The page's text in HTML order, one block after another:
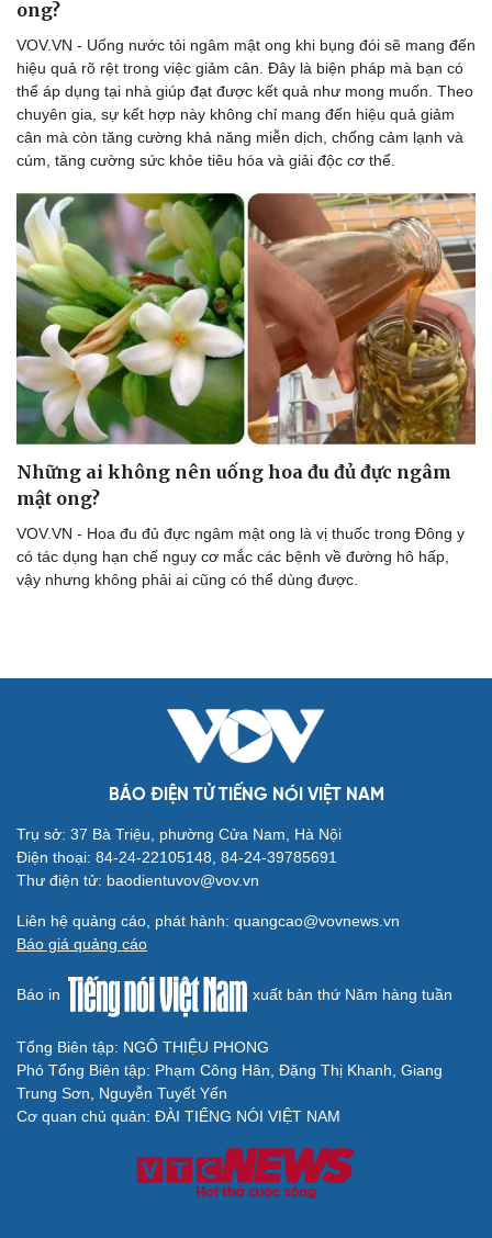
ong?
VOV.VN - Uống nước tỏi ngâm mật ong khi bụng đói sẽ mang đến
hiệu quả rõ rệt trong việc giảm cân. Đây là biện pháp mà bạn có
thể áp dụng tại nhà giúp đạt được kết quả như mong muốn. Theo
chuyên gia, sự kết hợp này không chỉ mang đến hiệu quả giảm
cân mà còn tăng cường khả năng miễn dịch, chống cảm lạnh và
cúm, tăng cường sức khỏe tiêu hóa và giải độc cơ thể.
Những ai không nên uống hoa đu đủ đực ngâm
mật ong?
VOV.VN - Hoa đu đủ đực ngâm mật ong là vị thuốc trong Đông y
có tác dụng hạn chế nguy cơ mắc các bệnh về đường hô hấp,
vậy nhưng không phải ai cũng có thể dùng được.
BÁO ĐIỆN TỬ TIẾNG NÓI VIỆT NAM
Trụ sở: 37 Bà Triệu, phường Cửa Nam, Hà Nội
Điện thoại: 84-24-22105148, 84-24-39785691
Thư điện tử: baodientuvov@vov.vn
Liên hệ quảng cáo, phát hành: quangcao@vovnews.vn
Báo giá quảng cáo
Báo in xuất bản thứ Năm hàng tuần
Tổng Biên tập: NGÔ THIỆU PHONG
Phó Tổng Biên tập: Phạm Công Hân, Đặng Thị Khanh, Giang
Trung Sơn, Nguyễn Tuyết Yến
Cơ quan chủ quản: ĐÀI TIẾNG NÓI VIỆT NAM